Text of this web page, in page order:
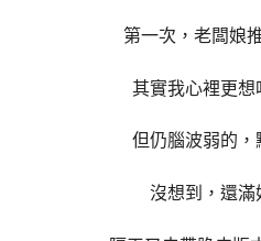
第一次，老闆娘
其實我心裡更想
但仍腦波弱的
沒想到，還滿